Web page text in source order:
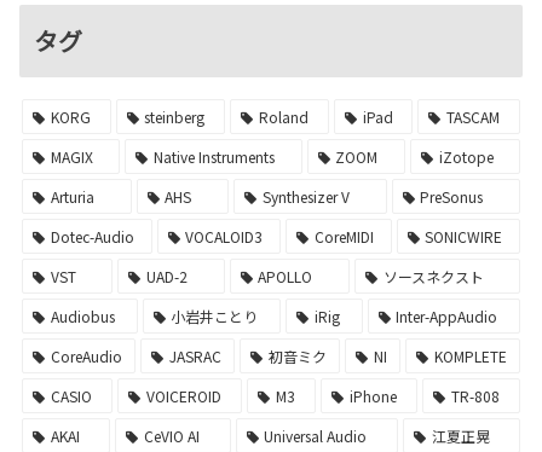
タグ
KORG steinberg Roland iPad
TASCAM
MAGIX
Native Instruments ZOOM
iZotope
Arturia
AHS Synthesizer V
PreSonus
Dotec-Audio
VOCALOID3 CoreMIDI
SONICWIRE
VST
UAD-2 APOLLO
ソースネクスト
Audiobus
小岩井ことり iRig
Inter-AppAudio
CoreAudio
JASRAC 初音ミク NI
KOMPLETE
CASIO
VOICEROID M3 iPhone
TR-808
AKAI
CeVIO AI Universal Audio
江夏正晃